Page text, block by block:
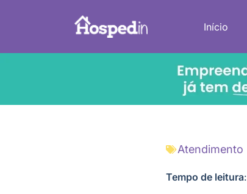
Início
Atendimento
Tempo de leitura: